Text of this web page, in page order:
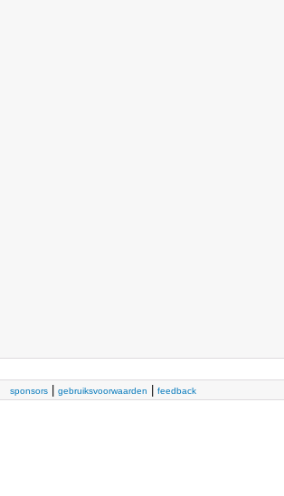
sponsors gebruiksvoorwaarden feedback